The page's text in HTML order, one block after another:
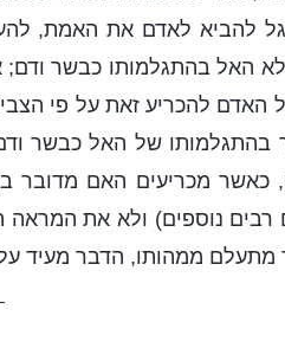
להביא לאדם את האמת,
האל בהתגלמותו כבשר
להכריע זאת על פי
בהתגלמותו של האל כבשר
כאשר מכריעים האם מדובר
רבים נוספים) ולא את
ממהותו, הדבר מעיד על